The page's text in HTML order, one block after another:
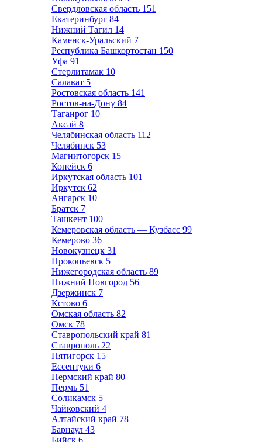
Свердловская область 151
Екатеринбург 84
Нижний Тагил 14
Каменск-Уральский 7
Республика Башкортостан 150
Уфа 91
Стерлитамак 10
Салават 5
Ростовская область 141
Ростов-на-Дону 84
Таганрог 10
Аксай 8
Челябинская область 112
Челябинск 53
Магнитогорск 15
Копейск 6
Иркутская область 101
Иркутск 62
Ангарск 10
Братск 7
Ташкент 100
Кемеровская область — Кузбасс 99
Кемерово 36
Новокузнецк 31
Прокопьевск 5
Нижегородская область 89
Нижний Новгород 56
Дзержинск 7
Кстово 6
Омская область 82
Омск 78
Ставропольский край 81
Ставрополь 22
Пятигорск 15
Ессентуки 6
Пермский край 80
Пермь 51
Соликамск 5
Чайковский 4
Алтайский край 78
Барнаул 43
Бийск 6